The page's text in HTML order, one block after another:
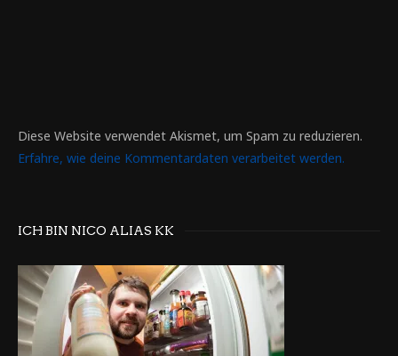
Diese Website verwendet Akismet, um Spam zu reduzieren.
Erfahre, wie deine Kommentardaten verarbeitet werden.
ICH BIN NICO ALIAS KK